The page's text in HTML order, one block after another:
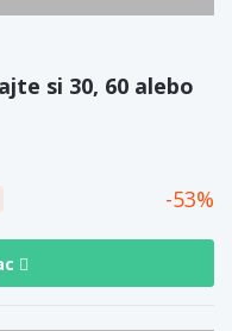
si 30, 60 alebo
53